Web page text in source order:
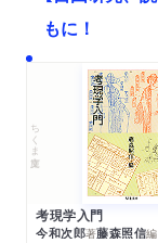
もに！
ちくま文庫
考現学入門
今和次郎著藤森照信編